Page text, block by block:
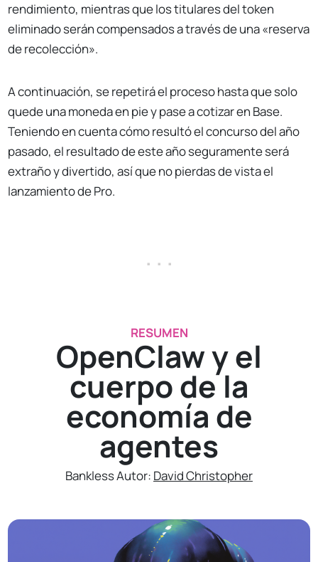
rendimiento, mientras que los titulares del token
eliminado serán compensados a través de una «reserva
de recolección».
A continuación, se repetirá el proceso hasta que solo
quede una moneda en pie y pase a cotizar en Base.
Teniendo en cuenta cómo resultó el concurso del año
pasado, el resultado de este año seguramente será
extraño y divertido, así que no pierdas de vista el
lanzamiento de Pro.
. . .
RESUMEN
OpenClaw y el
cuerpo de la
economía de
agentes
Bankless Autor: David Christopher